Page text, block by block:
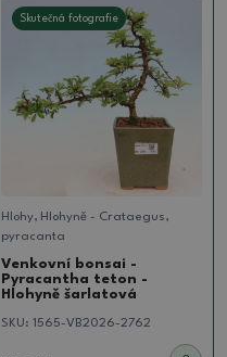
Skutečná fotografie
Hlohy, Hlohyně - Crataegus,
pyracanta
Venkovní bonsai -
Pyracantha teton -
Hlohyně šarlatová
SKU: 1565-VB2026-2762